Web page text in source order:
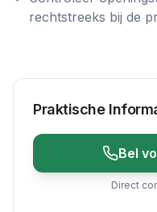
rechtstreeks bij de
Praktische
Bel
Direct